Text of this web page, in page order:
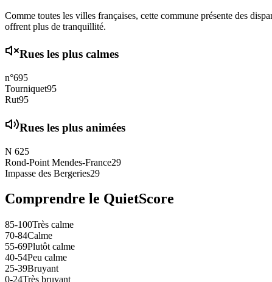
Comme toutes les villes françaises, cette commune présente des
offrent plus de tranquillité.
Rues les plus calmes
n°695
Tourniquet95
Rut95
Rues les plus animées
N 625
Rond-Point Mendes-France29
Impasse des Bergeries29
Comprendre le QuietScore
85-100Très calme
70-84Calme
55-69Plutôt calme
40-54Peu calme
25-39Bruyant
0-24Très bruyant